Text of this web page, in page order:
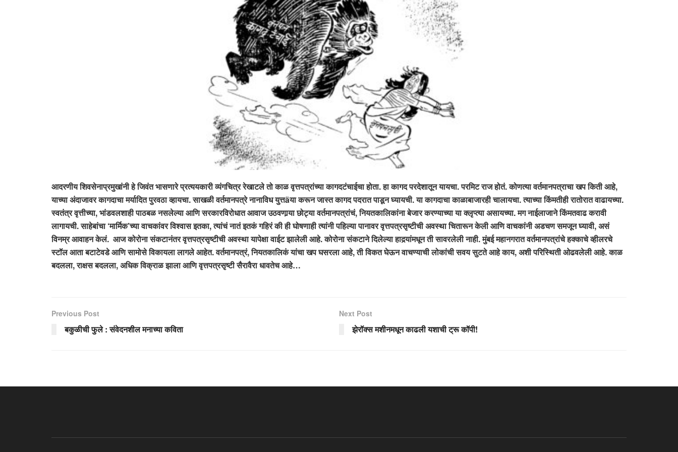
आदरणीय शिवसेनाप्रमुखांनी हे जिवंत भासणारे प्रत्ययकारी व्यंगचित्र रेखाटले तो काळ वृत्तपत्रांच्या कागदटंचाईचा होता. हा कागद परदेशातून यायचा. परमिट राज होतं. कोणत्या वर्तमानपत्राचा खप किती आहे,
याच्या अंदाजावर कागदाचा मर्यादित पुरवठा व्हायचा. साखळी वर्तमानपत्रे नानाविध युत्तäया करून जास्त कागद पदरात पाडून घ्यायची. या कागदाचा काळाबाजारही चालायचा. त्याच्या किंमतीही रातोरात वाढायच्या.
स्वतंत्र वृत्तीच्या, भांडवलशाही पाठबळ नसलेल्या आणि सरकारविरोधात आवाज उठवणार्‍या छोट्या वर्तमानपत्रांचं, नियतकालिकांना बेजार करण्याच्या या क्लृप्त्या असायच्या. मग नाईलाजाने किंमतवाढ करावी
लागायची. साहेबांचा ‘मार्मिक’च्या वाचकांवर विश्वास इतका, त्यांचं नातं इतकं गहिरं की ही घोषणाही त्यांनी पहिल्या पानावर वृत्तपत्रसृष्टीची अवस्था चितारून केली आणि वाचकांनी अडचण समजून घ्यावी, असं
विनम्र आवाहन केलं. आज कोरोना संकटानंतर वृत्तपत्रसृष्टीची अवस्था यापेक्षा वाईट झालेली आहे. कोरोना संकटाने दिलेल्या हादर्‍यांमधून ती सावरलेली नाही. मुंबई महानगरात वर्तमानपत्रांचे हक्काचे व्हीलरचे
स्टॉल आता बटाटेवडे आणि सामोसे विकायला लागले आहेत. वर्तमानपत्रं, नियतकालिकं यांचा खप घसरला आहे, ती विकत घेऊन वाचण्याची लोकांची सवय सुटते आहे काय, अशी परिस्थिती ओढवलेली आहे. काळ
बदलला, राक्षस बदलला, अधिक विक्राळ झाला आणि वृत्तपत्रसृष्टी सैरावैरा धावतेच आहे…
Previous Post
बकुळीची फुले : संवेदनशील मनाच्या कविता
Next Post
झेरॉक्स मशीनमधून काढली यशाची ट्रू कॉपी!